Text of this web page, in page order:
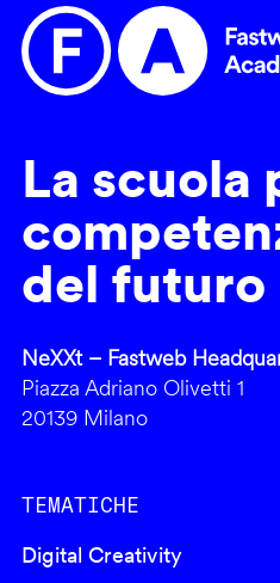
La scuola
del futuro
NeXXt – Fastweb
Piazza Adriano Olivetti 1
20139 Milano
TEMATICHE
Digital Creativity